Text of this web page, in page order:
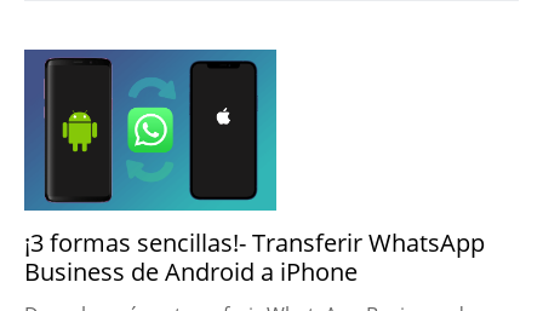
¡3 formas sencillas!- Transferir WhatsApp
Business de Android a iPhone